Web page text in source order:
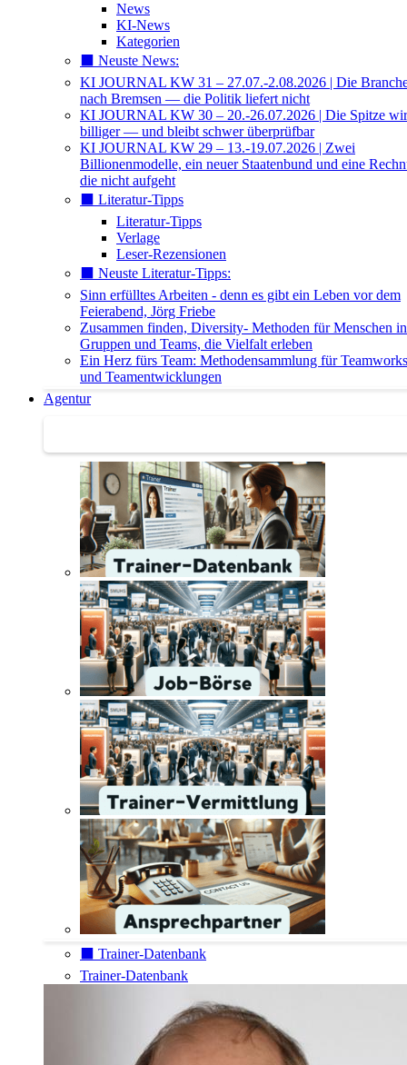
News
KI-News
Kategorien
⬛️ Neuste News:
KI JOURNAL KW 31 – 27.07.-2.08.2026 | Die
nach Bremsen — die Politik liefert nicht
KI JOURNAL KW 30 – 20.-26.07.2026 | Die Spitze
billiger — und bleibt schwer überprüfbar
KI JOURNAL KW 29 – 13.-19.07.2026 | Zwei
Billionenmodelle, ein neuer Staatenbund und eine
die nicht aufgeht
⬛️ Literatur-Tipps
Literatur-Tipps
Verlage
Leser-Rezensionen
⬛️ Neuste Literatur-Tipps:
Sinn erfülltes Arbeiten - denn es gibt ein Leben vor dem
Feierabend, Jörg Friebe
Zusammen finden, Diversity- Methoden für Menschen in
Gruppen und Teams, die Vielfalt erleben
Ein Herz fürs Team: Methodensammlung für
und Teamentwicklungen
Agentur
⬛️ Trainer-Datenbank
Trainer-Datenbank